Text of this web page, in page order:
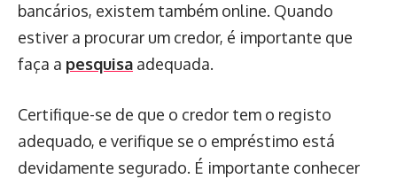
bancários, existem também online. Quando
estiver a procurar um credor, é importante que
faça a pesquisa adequada.
Certifique-se de que o credor tem o registo
adequado, e verifique se o empréstimo está
devidamente segurado. É importante conhecer